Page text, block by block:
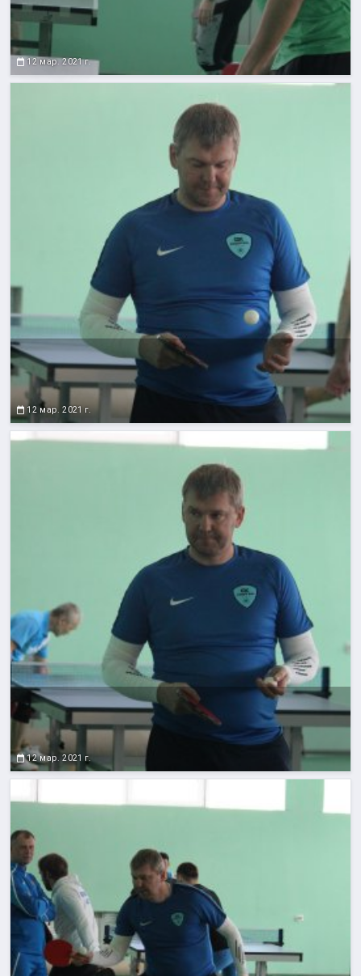
12 мар. 2021 г.
12 мар. 2021 г.
12 мар. 2021 г.